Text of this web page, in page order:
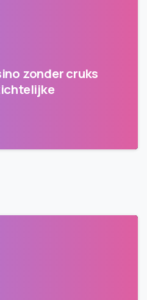
zonder cruks